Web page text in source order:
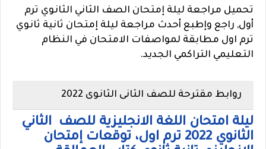
تحميل مراجعة ليلة إمتحان الصف الثاني الثانوي ترم
أول, راجع وإطبع أحدث مراجعة ليلة إمتحان ثانية ثانوي
ترم اول مطابقة لمواصفات الامتحان في النظام
التعليمي التراكمي الجديد.
روابط مقترحة للصف الثانى الثانوى 2022
ليلة امتحان اللغة الانجليزية للصف الثاني
الثانوي 2022 ترم اول، توقعات إمتحان